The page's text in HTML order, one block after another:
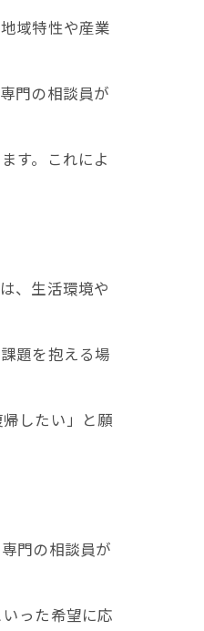
域特性や産業
門の相談員が
す。これによ
、生活環境や
題を抱える場
したい」と願
門の相談員が
った希望に応